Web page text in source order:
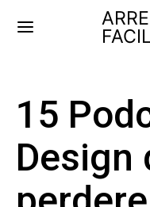
15
Design